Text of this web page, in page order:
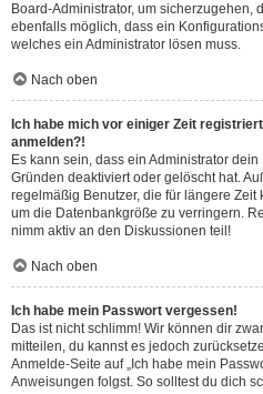
Board-Administrator, um sicherzugehen,
ebenfalls möglich, dass ein
welches ein Administrator lösen muss.
Nach oben
Ich habe mich vor einiger Zeit
anmelden?!
Es kann sein, dass ein Administrator
Gründen deaktiviert oder gelöscht hat.
regelmäßig Benutzer, die für längere
um die Datenbankgröße zu verringern.
nimm aktiv an den Diskussionen teil!
Nach oben
Ich habe mein Passwort vergessen!
Das ist nicht schlimm! Wir können dir
mitteilen, du kannst es jedoch
Anmelde-Seite auf „Ich habe mein
Anweisungen folgst. So solltest du dich